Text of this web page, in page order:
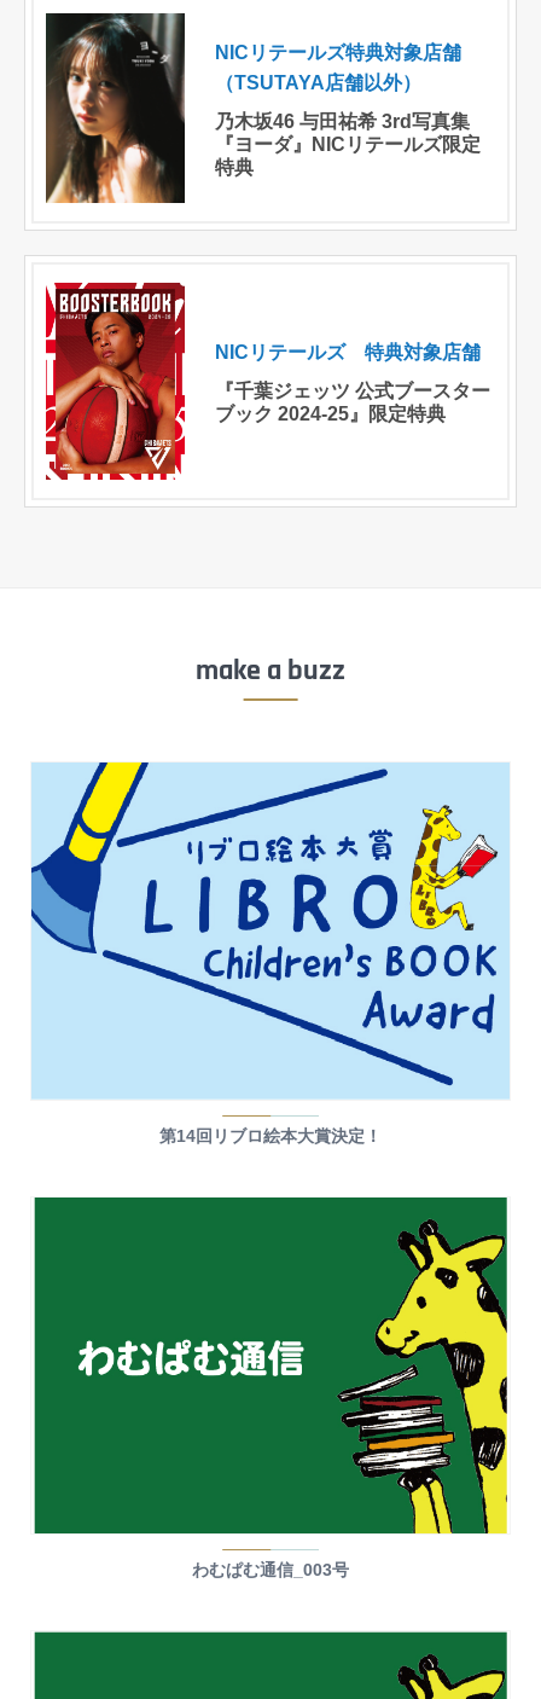
NICリテールズ特典対象店舗
（TSUTAYA店舗以外）
乃木坂46 与田祐希 3rd写真集
『ヨーダ』NICリテールズ限定
特典
NICリテールズ 特典対象店舗
『千葉ジェッツ 公式ブースター
ブック 2024-25』限定特典
make a buzz
第14回リブロ絵本大賞決定！
わむぱむ通信_003号